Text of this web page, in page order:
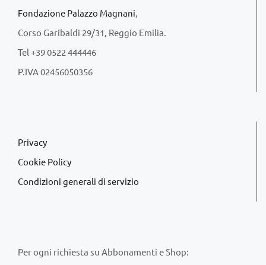
Fondazione Palazzo Magnani,
Corso Garibaldi 29/31, Reggio Emilia.
Tel +39 0522 444446
P.IVA 02456050356
Privacy
Cookie Policy
Condizioni generali di servizio
Per ogni richiesta su Abbonamenti e Shop: